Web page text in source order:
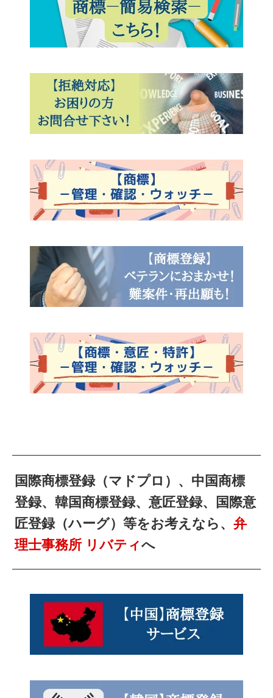
国際商標登録（マドプロ）、中国商標
登録、韓国商標登録、意匠登録、国際意
匠登録（ハーグ）等をお考えなら、弁
理士事務所 リバティへ